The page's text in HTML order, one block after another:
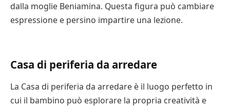
dalla moglie Beniamina. Questa figura può cambiare
espressione e persino impartire una lezione.
Casa di periferia da arredare
La Casa di periferia da arredare è il luogo perfetto in
cui il bambino può esplorare la propria creatività e